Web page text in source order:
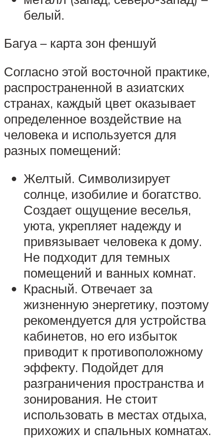
белый.
Багуа – карта зон феншуй
Согласно этой восточной практике,
распространенной в азиатских
странах, каждый цвет оказывает
определенное воздействие на
человека и используется для
разных помещений:
Желтый. Символизирует
солнце, изобилие и богатство.
Создает ощущение веселья,
уюта, укрепляет надежду и
привязывает человека к дому.
Не подходит для темных
помещений и ванных комнат.
Красный. Отвечает за
жизненную энергетику, поэтому
рекомендуется для устройства
кабинетов, но его избыток
приводит к противоположному
эффекту. Подойдет для
разграничения пространства и
зонирования. Не стоит
использовать в местах отдыха,
прихожих и спальных комнатах.